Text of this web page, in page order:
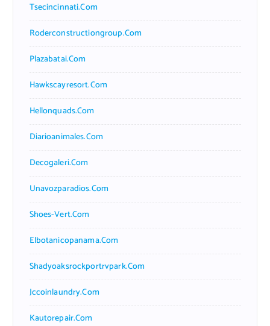
Tsecincinnati.com
Roderconstructiongroup.com
Plazabatai.com
Hawkscayresort.com
Hellonquads.com
Diarioanimales.com
Decogaleri.com
Unavozparadios.com
Shoes-Vert.com
Elbotanicopanama.com
Shadyoaksrockportrvpark.com
Jccoinlaundry.com
Kautorepair.com